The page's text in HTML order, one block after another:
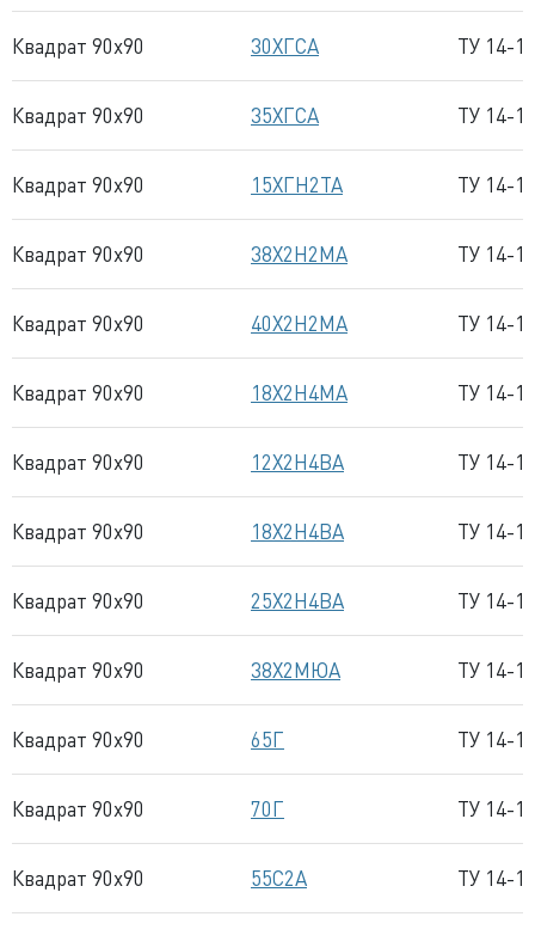
Квадрат 90x90 30ХГСА ТУ 14-
Квадрат 90x90 35ХГСА ТУ 14-
Квадрат 90x90 15ХГН2ТА ТУ 14-
Квадрат 90x90 38Х2Н2МА ТУ 14-
Квадрат 90x90 40Х2Н2МА ТУ 14-
Квадрат 90x90 18Х2Н4МА ТУ 14-
Квадрат 90x90 12Х2Н4ВА ТУ 14-
Квадрат 90x90 18Х2Н4ВА ТУ 14-
Квадрат 90x90 25Х2Н4ВА ТУ 14-
Квадрат 90x90 38Х2МЮА ТУ 14-
Квадрат 90x90 65Г ТУ 14-
Квадрат 90x90 70Г ТУ 14-
Квадрат 90x90 55С2А ТУ 14-